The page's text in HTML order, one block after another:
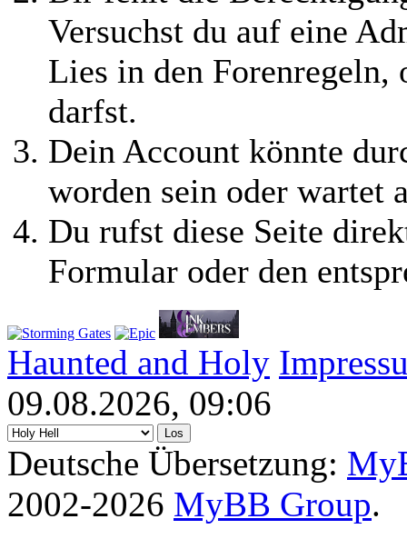
Versuchst du auf eine
Lies in den Forenregeln,
darfst.
Dein Account könnte
worden sein oder wartet
Du rufst diese Seite
Formular oder den
Haunted and Holy
09.08.2026, 09:06
Deutsche Übersetzung:
2002-2026 MyBB Group.